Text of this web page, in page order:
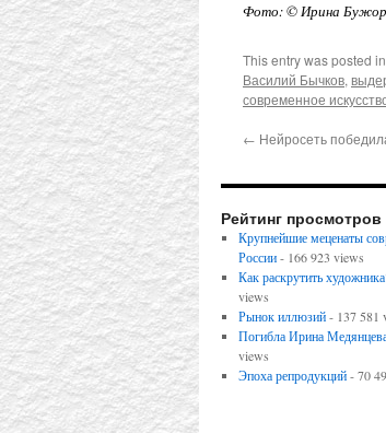
Фото: © Ирина Бужор
This entry was posted in
Василий Бычков,
современное
← Нейросеть
Рейтинг просмотров
Крупнейшие меценаты
России- 166 923 views
Как раскрутить
views
Рынок иллюзий- 137 581
Погибла Ирина
views
Эпоха репродукций- 70